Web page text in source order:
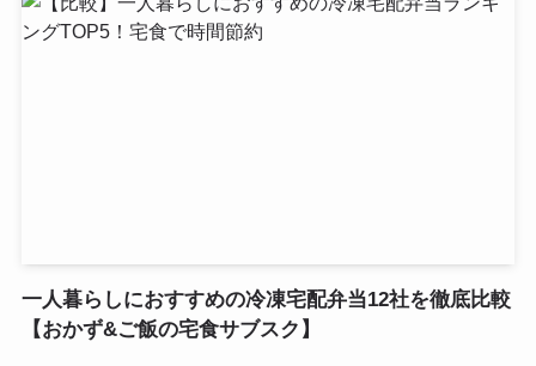
一人暮らしにおすすめの冷凍宅配弁当12社を徹底比較
【おかず&ご飯の宅食サブスク】